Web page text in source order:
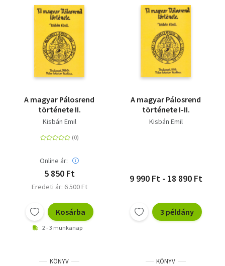
A magyar Pálosrend
története II.
Kisbán Emil
Online ár:
5 850 Ft
Eredeti ár: 6 500 Ft
Kosárba
2 - 3 munkanap
A magyar Pálosrend
története I-II.
Kisbán Emil
9 990 Ft - 18 890 Ft
3 példány
KÖNYV KÖNYV